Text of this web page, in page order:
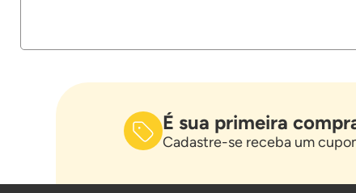
É sua primeira
Cadastre-se receba um